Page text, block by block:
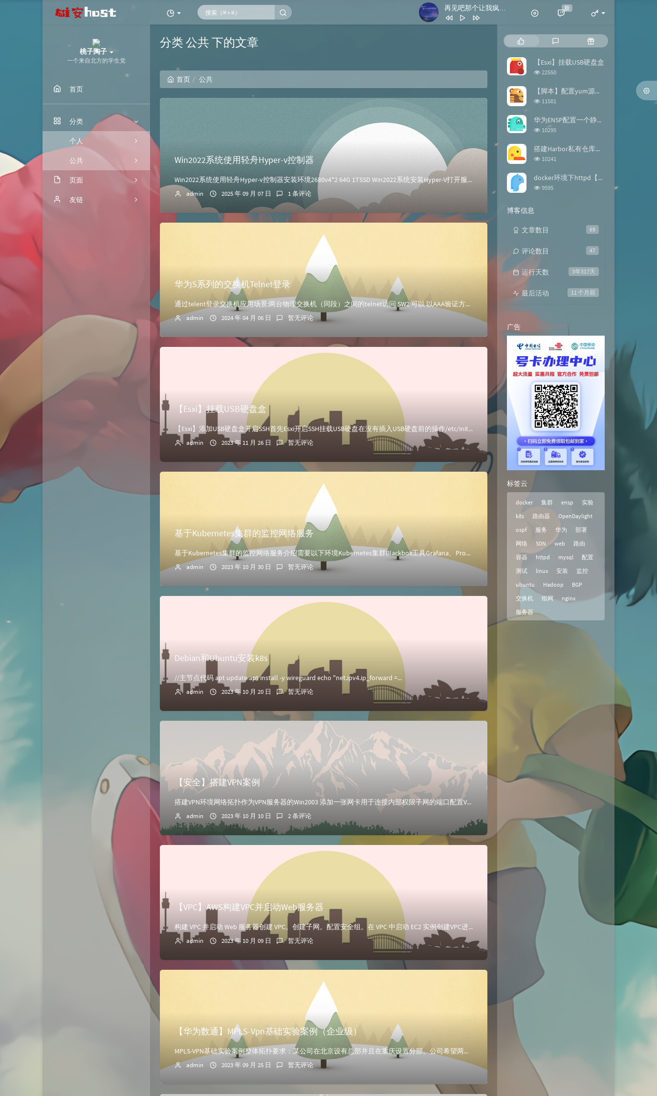
- 来一碗老于
再见吧那个让我疯狂的女孩
来一碗老于
7wiz
脏饼干
潘玮柏
刀郎
新
桃子陶子
一个来自北方的学生党
首页
分类
个人
公共
页面
归档友链
归去如风
分类 公共 下的文章
首页 公共
Win2022系统使用轻舟Hyper-v控制器
Win2022系统使用轻舟Hyper-v控制器安装环境2680v4*2 64G 1TSSD Win2022系统安装Hyper-V打开服务器管理器右上角的添...
admin 2025 年 09 月 07 日 1 条评论
华为S系列的交换机Telnet登录
通过telent登录交换机应用场景:两台物理交换机（同段）之间的telnet访问 SW2 可以 以AAA验证方式登录到SW1的VRP系统已经配置好了交换机...
admin 2024 年 04 月 06 日 暂无评论
【Esxi】挂载USB硬盘盒
【Esxi】添加USB硬盘盒开启SSH首先Esxi开启SSH挂载USB硬盘在没有插入USB硬盘前的操作/etc/init.d/usbarbitrator ...
admin 2023 年 11 月 26 日 暂无评论
基于Kubernetes集群的监控网络服务
基于Kubernetes集群的监控网络服务介绍需要以下环境Kubernetes集群Blackbox工具Grafana、Prometheus监控大致功能：通...
admin 2023 年 10 月 30 日 暂无评论
Debian和Ubuntu安装k8s
//主节点代码 apt update apt install -y wireguard echo "net.ipv4.ip_forward =...
admin 2023 年 10 月 20 日 暂无评论
【安全】搭建VPN案例
搭建VPN环境网络拓扑作为VPN服务器的Win2003 添加一张网卡用于连接内部权限子网的端口配置VPN服务器选择路由和远程访问选择配置VPN服务器选择外...
admin 2023 年 10 月 10 日 2 条评论
【VPC】AWS构建VPC并启动Web服务器
构建 VPC 并启动 Web 服务器创建 VPC。创建子网。配置安全组。在 VPC 中启动 EC2 实例创建VPC进入AWS管理控制台中，创建VPC，包括...
admin 2023 年 10 月 09 日 暂无评论
【华为数通】MPLS-Vpn基础实验案例（企业级）
MPLS-VPN基础实验案例整体拓扑要求：某公司在北京设有总部并且在重庆设置分部。公司希望两个区域的员工可以通过私网路由互相访问。在网络边缘设备上使用BG...
admin 2023 年 09 月 25 日 暂无评论
门
文
章
新
评
随
机
文
【Esxi】挂载USB硬盘盒
浏
次
数:
22550
【脚本】配置yum源的repo文件
浏
次
数:
11581
华为ENSP配置一个静态路由【案例】
浏
次
数:
10295
搭建Harbor私有仓库【docker】
浏
次
10241
docker环境下httpd【镜像构建】
浏
9595
博客信息
69
文章数目
47
评论数目
3年317天
运行天数
11 个月前
最后活动
广告
标签云
docker 集群 ensp
实验
k8s
路由器
OpenDaylight
ospf
服务 华为
部署
网络
SDN web
路由
容器
httpd mysql
配置
测试
linux 安装
监控
ubuntu
Hadoop
BGP
交换机
组网
nginx
服务器